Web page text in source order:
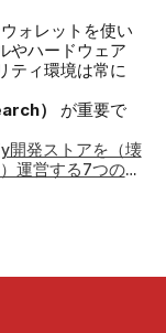
ォレットを使い
やハードウェア
ティ環境は常に
）
が重要で
開発ストアを（壊
運営する7つの方